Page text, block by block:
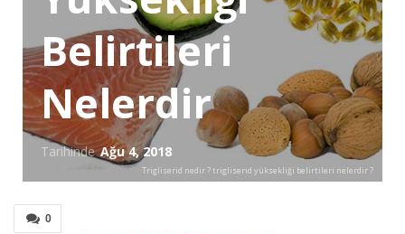
Belirtileri
Nelerdir
TarihindeAğu 4, 2018
Trigliserid nedir ? trigliserid yüksekliği belirtileri nelerdir ?
0